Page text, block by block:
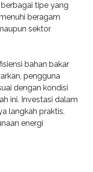
tipe yang
beragam
sektor
bahan bakar
pengguna
dengan kondisi
ini. Investasi dalam
langkah praktis,
energi